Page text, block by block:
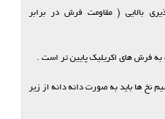
بالایی ( مقاومت فرش در برابر
ها باید به صورت دانه دانه از زیر